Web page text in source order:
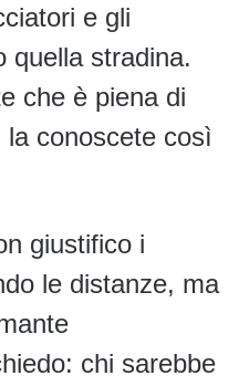
e gli
quella stradina.
che è piena di
conoscete così
giustifico i
le distanze, ma
chi sarebbe